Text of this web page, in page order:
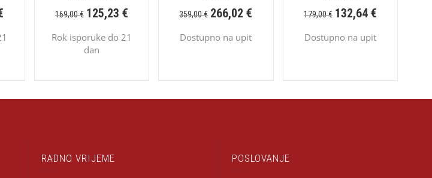
169,00€ 125,23 €
Rok isporuke do 21
dan
359,00€ 266,02€
Dostupno na upit
179,00€ 132,64 €
Dostupno na upit
RADNO VRIJEME POSLOVANJE